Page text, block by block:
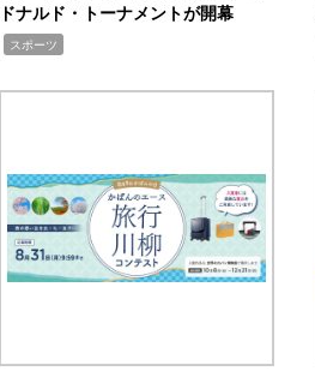
ドナルド・トーナメントが開幕
スポーツ